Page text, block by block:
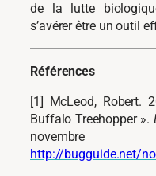
de la lutte
s’avérer être un outil
Références
[1] McLeod, Robert.
Buffalo Treehopper ».
http://bugguide.net/